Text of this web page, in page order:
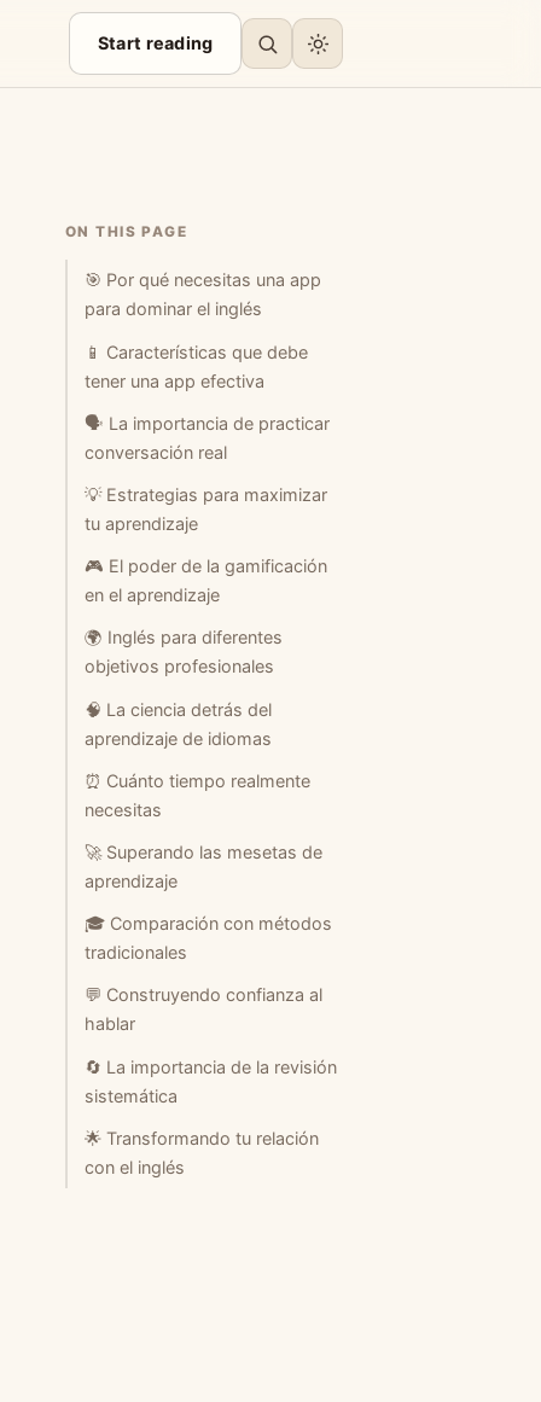
Start reading
ON THIS PAGE
🎯 Por qué necesitas una app
para dominar el inglés
📱 Características que debe
tener una app efectiva
🗣️ La importancia de practicar
conversación real
💡 Estrategias para maximizar
tu aprendizaje
🎮 El poder de la gamificación
en el aprendizaje
🌍 Inglés para diferentes
objetivos profesionales
🧠 La ciencia detrás del
aprendizaje de idiomas
⏰ Cuánto tiempo realmente
necesitas
🚀 Superando las mesetas de
aprendizaje
🎓 Comparación con métodos
tradicionales
💬 Construyendo confianza al
hablar
🔄 La importancia de la revisión
sistemática
🌟 Transformando tu relación
con el inglés